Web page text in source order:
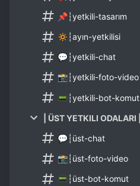
📌┆yetkili-tasarım
🔅┆ayın-yetkilisi
💬┆yetkili-chat
📸┆yetkili-foto-video
📟┆yetkili-bot-komut
| ÜST YETKILI ODALARI |
💬┆üst-chat
📸┆üst-foto-video
📟┆üst-bot-komut